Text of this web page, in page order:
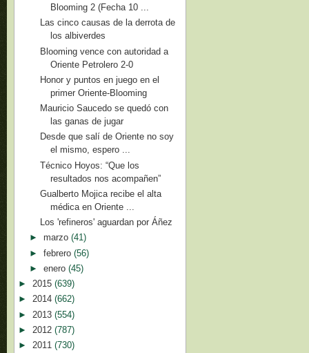
Blooming 2 (Fecha 10 ...
Las cinco causas de la derrota de
los albiverdes
Blooming vence con autoridad a
Oriente Petrolero 2-0
Honor y puntos en juego en el
primer Oriente-Blooming
Mauricio Saucedo se quedó con
las ganas de jugar
Desde que salí de Oriente no soy
el mismo, espero ...
Técnico Hoyos: “Que los
resultados nos acompañen”
Gualberto Mojica recibe el alta
médica en Oriente ...
Los 'refineros' aguardan por Áñez
► marzo (41)
► febrero (56)
► enero (45)
► 2015 (639)
► 2014 (662)
► 2013 (554)
► 2012 (787)
► 2011 (730)